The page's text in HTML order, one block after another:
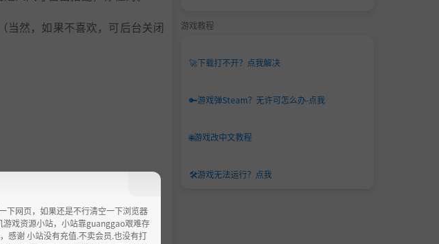
当然，如果不喜欢，可后台关闭
游戏教程
🚀下载打不开？点我解决
🔑游戏弹Steam？无许可怎么办-点我
🌐游戏改中文教程
🛠️游戏无法运行？点我
下网页，如果还是不行清空一下浏览器
戏资源小站，小站靠guanggao艰难存
感谢 小站没有充值.不卖会员.也没有打